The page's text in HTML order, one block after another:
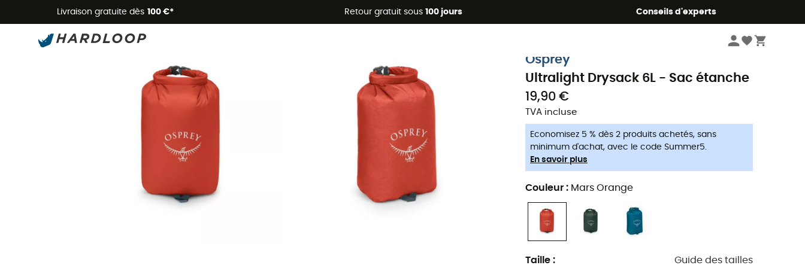
Livraison gratuite dès 100 €* Retour gratuit sous 100 jours Conseils d'experts
Promos d'été 🔥 -5 % EXTRA dès 2 produits* code Summer5
Osprey
Ultralight Drysack 6L - Sac étanche
19,90 €
TVA incluse
Economisez 5 % dès 2 produits achetés, sans
minimum d'achat, avec le code Summer5.
En savoir plus
Couleur : Mars Orange
Taille : Guide des tailles